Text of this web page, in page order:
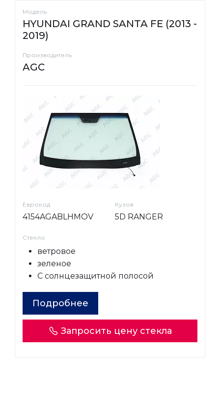
Модель
HYUNDAI GRAND SANTA FE (2013 -
2019)
Производитель
AGC
Еврокод
4154AGABLHMOV
Кузов
5D RANGER
Стекло
ветровое
зеленое
С солнцезащитной полосой
Подробнее
Запросить цену стекла